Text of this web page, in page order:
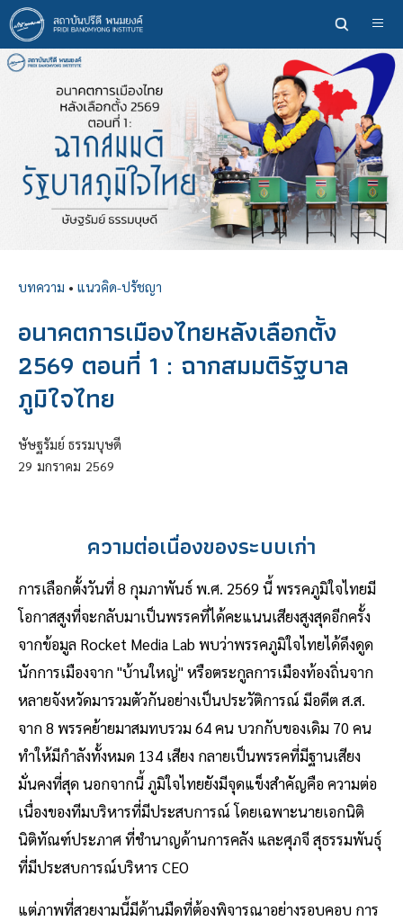
ข้าม
ไป
ยัง
เนื้อหา
บทความ • แนวคิด-ปรัชญา
อนาคตการเมืองไทยหลังเลือกตั้ง
2569 ตอนที่ 1 : ฉากสมมติรัฐบาล
ภูมิใจไทย
ษัษฐรัมย์ ธรรมบุษดี
29 มกราคม 2569
ความต่อเนื่องของระบบเก่า
การเลือกตั้งวันที่ 8 กุมภาพันธ์ พ.ศ. 2569 นี้ พรรคภูมิใจไทยมี
โอกาสสูงที่จะกลับมาเป็นพรรคที่ได้คะแนนเสียงสูงสุดอีกครั้ง
จากข้อมูล Rocket Media Lab พบว่าพรรคภูมิใจไทยได้ดึงดูด
นักการเมืองจาก "บ้านใหญ่" หรือตระกูลการเมืองท้องถิ่นจาก
หลายจังหวัดมารวมตัวกันอย่างเป็นประวัติการณ์ มีอดีต ส.ส.
จาก 8 พรรคย้ายมาสมทบรวม 64 คน บวกกับของเดิม 70 คน
ทำให้มีกำลังทั้งหมด 134 เสียง กลายเป็นพรรคที่มีฐานเสียง
มั่นคงที่สุด นอกจากนี้ ภูมิใจไทยยังมีจุดแข็งสำคัญคือ ความต่อ
เนื่องของทีมบริหารที่มีประสบการณ์ โดยเฉพาะนายเอกนิติ
นิติทัณฑ์ประภาศ ที่ชำนาญด้านการคลัง และศุภจี สุธรรมพันธุ์
ที่มีประสบการณ์บริหาร CEO
แต่ภาพที่สวยงามนี้มีด้านมืดที่ต้องพิจารณาอย่างรอบคอบ การ